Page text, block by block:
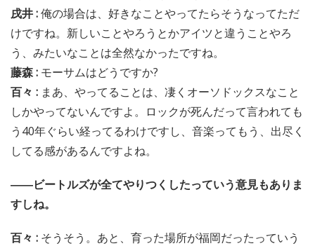
戌井 :俺の場合は、好きなことやってたらそうなってただ
けですね。新しいことやろうとかアイツと違うことやろ
う、みたいなことは全然なかったですね。
藤森 : モーサムはどうですか?
百々 : まあ、やってることは、凄くオーソドックスなこと
しかやってないんですよ。ロックが死んだって言われても
う40年ぐらい経ってるわけですし、音楽ってもう、出尽く
してる感があるんですよね。
――ビートルズが全てやりつくしたっていう意見もありま
すしね。
百々 : そうそう。あと、育った場所が福岡だったっていう